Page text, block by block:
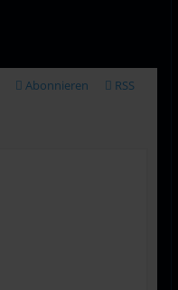
Abonnieren RSS